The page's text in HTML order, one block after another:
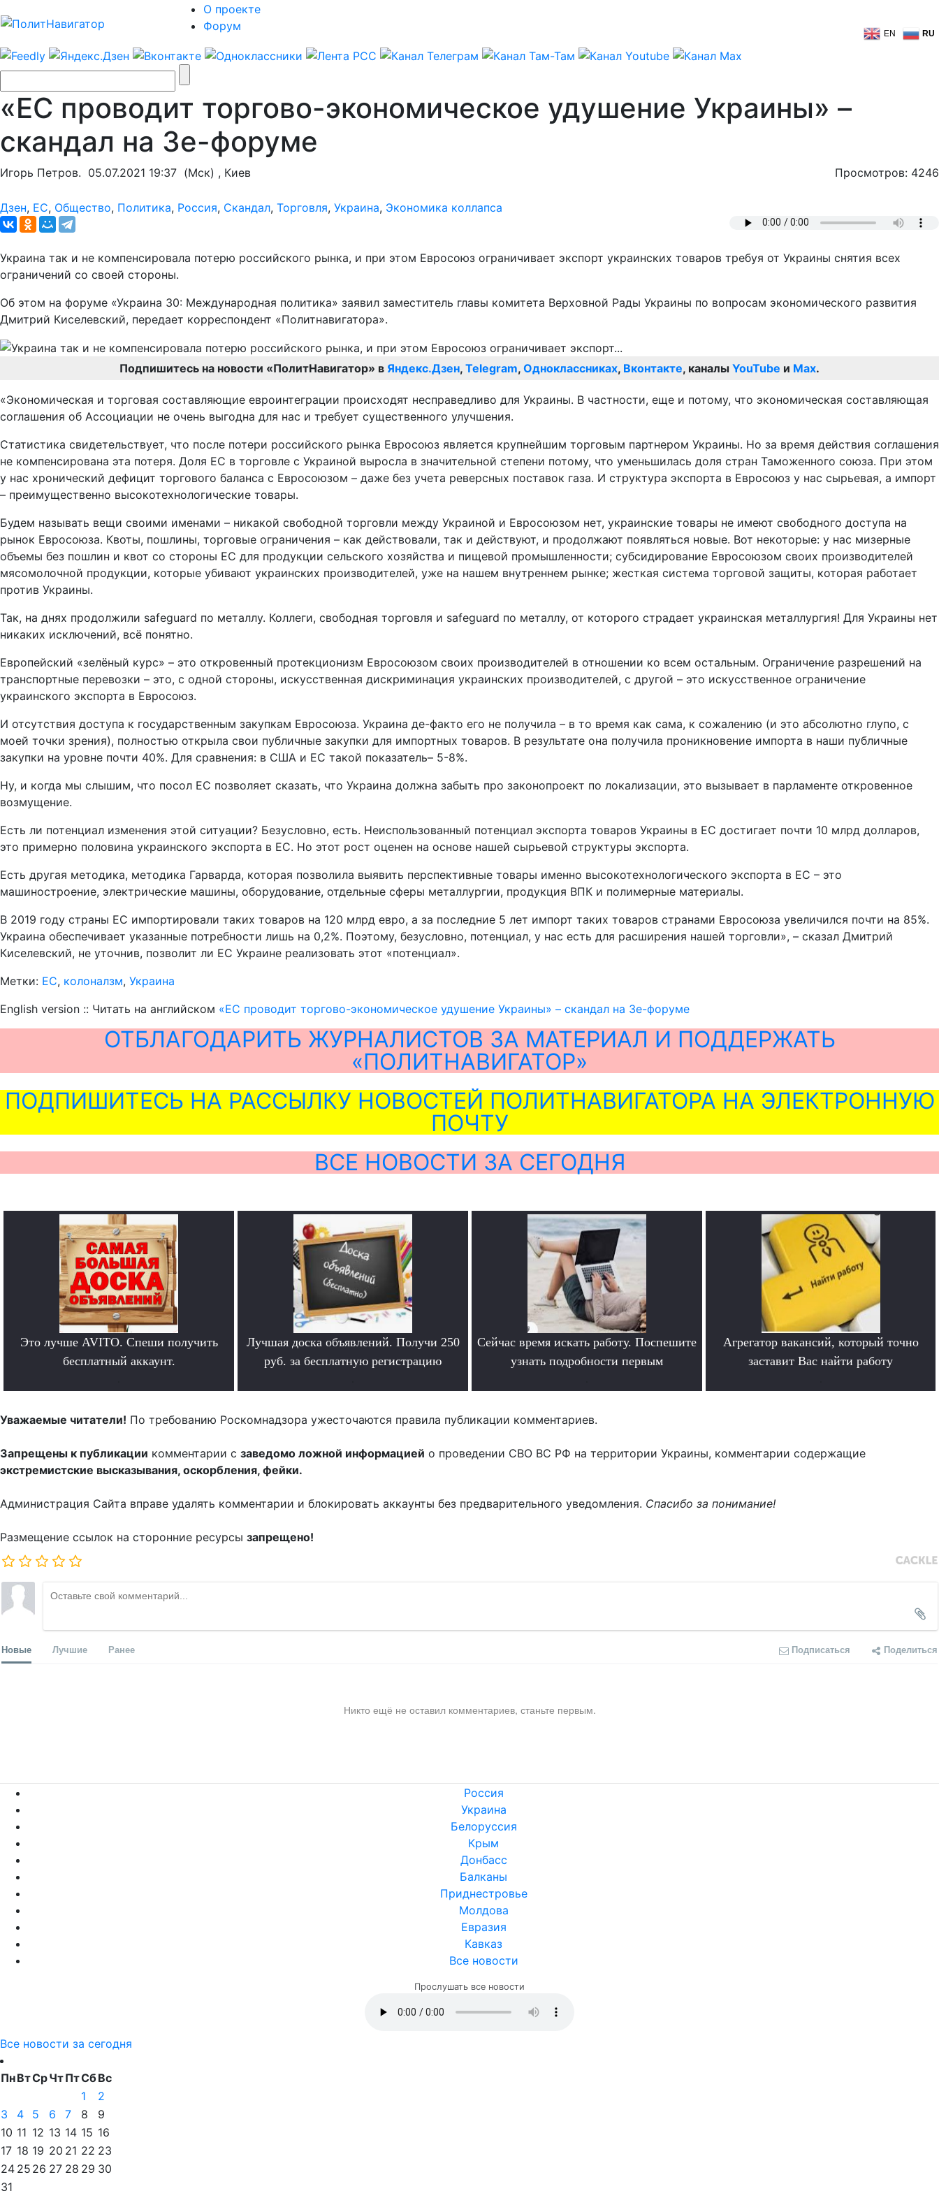
О проекте
Форум
EN RU
«ЕС проводит торгово-экономическое удушение Украины» –
скандал на Зе-форуме
Игорь Петров. 05.07.2021 19:37 (Мск) , Киев Просмотров: 4246
Дзен, ЕС, Общество, Политика, Россия, Скандал, Торговля, Украина, Экономика коллапса
Украина так и не компенсировала потерю российского рынка, и при этом Евросоюз ограничивает экспорт украинских товаров требуя от Украины снятия всех
ограничений со своей стороны.
Об этом на форуме «Украина 30: Международная политика» заявил заместитель главы комитета Верховной Рады Украины по вопросам экономического развития
Дмитрий Киселевский, передает корреспондент «Политнавигатора».
Подпишитесь на новости «ПолитНавигатор» в Яндекс.Дзен, Telegram, Одноклассниках, Вконтакте, каналы YouTube и Max.
«Экономическая и торговая составляющие евроинтеграции происходят несправедливо для Украины. В частности, еще и потому, что экономическая составляющая
соглашения об Ассоциации не очень выгодна для нас и требует существенного улучшения.
Статистика свидетельствует, что после потери российского рынка Евросоюз является крупнейшим торговым партнером Украины. Но за время действия соглашения
не компенсирована эта потеря. Доля ЕС в торговле с Украиной выросла в значительной степени потому, что уменьшилась доля стран Таможенного союза. При этом
у нас хронический дефицит торгового баланса с Евросоюзом – даже без учета реверсных поставок газа. И структура экспорта в Евросоюз у нас сырьевая, а импорт
– преимущественно высокотехнологические товары.
Будем называть вещи своими именами – никакой свободной торговли между Украиной и Евросоюзом нет, украинские товары не имеют свободного доступа на
рынок Евросоюза. Квоты, пошлины, торговые ограничения – как действовали, так и действуют, и продолжают появляться новые. Вот некоторые: у нас мизерные
объемы без пошлин и квот со стороны ЕС для продукции сельского хозяйства и пищевой промышленности; субсидирование Евросоюзом своих производителей
мясомолочной продукции, которые убивают украинских производителей, уже на нашем внутреннем рынке; жесткая система торговой защиты, которая работает
против Украины.
Так, на днях продолжили safeguard по металлу. Коллеги, свободная торговля и safeguard по металлу, от которого страдает украинская металлургия! Для Украины нет
никаких исключений, всё понятно.
Европейский «зелёный курс» – это откровенный протекционизм Евросоюзом своих производителей в отношении ко всем остальным. Ограничение разрешений на
транспортные перевозки – это, с одной стороны, искусственная дискриминация украинских производителей, с другой – это искусственное ограничение
украинского экспорта в Евросоюз.
И отсутствия доступа к государственным закупкам Евросоюза. Украина де-факто его не получила – в то время как сама, к сожалению (и это абсолютно глупо, с
моей точки зрения), полностью открыла свои публичные закупки для импортных товаров. В результате она получила проникновение импорта в наши публичные
закупки на уровне почти 40%. Для сравнения: в США и ЕС такой показатель– 5-8%.
Ну, и когда мы слышим, что посол ЕС позволяет сказать, что Украина должна забыть про законопроект по локализации, это вызывает в парламенте откровенное
возмущение.
Есть ли потенциал изменения этой ситуации? Безусловно, есть. Неиспользованный потенциал экспорта товаров Украины в ЕС достигает почти 10 млрд долларов,
это примерно половина украинского экспорта в ЕС. Но этот рост оценен на основе нашей сырьевой структуры экспорта.
Есть другая методика, методика Гарварда, которая позволила выявить перспективные товары именно высокотехнологического экспорта в ЕС – это
машиностроение, электрические машины, оборудование, отдельные сферы металлургии, продукция ВПК и полимерные материалы.
В 2019 году страны ЕС импортировали таких товаров на 120 млрд евро, а за последние 5 лет импорт таких товаров странами Евросоюза увеличился почти на 85%.
Украина обеспечивает указанные потребности лишь на 0,2%. Поэтому, безусловно, потенциал, у нас есть для расширения нашей торговли», – сказал Дмитрий
Киселевский, не уточнив, позволит ли ЕС Украине реализовать этот «потенциал».
Метки: ЕС, колоналзм, Украина
English version :: Читать на английском «ЕС проводит торгово-экономическое удушение Украины» – скандал на Зе-форуме
ОТБЛАГОДАРИТЬ ЖУРНАЛИСТОВ ЗА МАТЕРИАЛ И ПОДДЕРЖАТЬ
«ПОЛИТНАВИГАТОР»
ПОДПИШИТЕСЬ НА РАССЫЛКУ НОВОСТЕЙ ПОЛИТНАВИГАТОРА НА ЭЛЕКТРОННУЮ
ПОЧТУ
ВСЕ НОВОСТИ ЗА СЕГОДНЯ
Это лучше AVITO. Спеши получить
бесплатный аккаунт.
Лучшая доска объявлений. Получи 250
руб. за бесплатную регистрацию
Сейчас время искать работу. Поспешите
узнать подробности первым
Агрегатор вакансий, который точно
заставит Вас найти работу
Уважаемые читатели! По требованию Роскомнадзора ужесточаются правила публикации комментариев.
Запрещены к публикации комментарии с заведомо ложной информацией о проведении СВО ВС РФ на территории Украины, комментарии содержащие
экстремистские высказывания, оскорбления, фейки.
Администрация Сайта вправе удалять комментарии и блокировать аккаунты без предварительного уведомления. Спасибо за понимание!
Размещение ссылок на сторонние ресурсы запрещено!
Новые Лучшие Ранее Подписаться Поделиться
Никто ещё не оставил комментариев, станьте первым.
Россия
Украина
Белоруссия
Крым
Донбасс
Балканы
Приднестровье
Молдова
Евразия
Кавказ
Все новости
Прослушать все новости
Все новости за сегодня
ПнВтСрЧтПтСбВс
1
2
3
4 5 6 7 8
9
10 11 12 13 14 15 16
17 18 19 20 21 22 23
24 25 26 27 28 29 30
31